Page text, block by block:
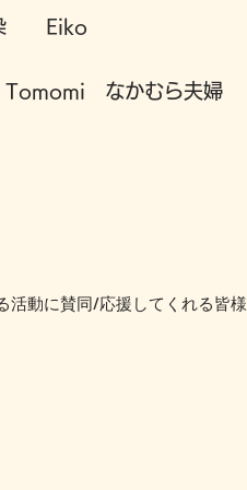
染 Eiko
なかむら夫婦
活動に賛同/応援してくれる皆様